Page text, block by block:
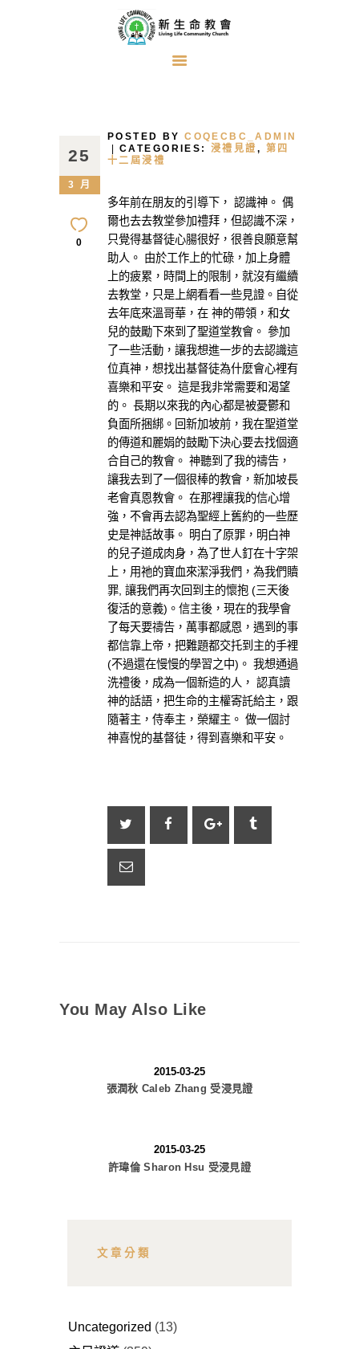
牧者的話
主日證道
浸禮見證
25
3 月
0
POSTED BYCOQECBC_ADMIN
CATEGORIES:浸禮見證, 第四
十二屆浸禮
多年前在朋友的引導下， 認識神。 偶
爾也去去教堂參加禮拜，但認識不深，
只覺得基督徒心腸很好，很善良願意幫
助人。 由於工作上的忙碌，加上身體
上的疲累，時間上的限制，就沒有繼續
去教堂，只是上網看看一些見證。自從
去年底來溫哥華，在 神的帶領，和女
兒的鼓勵下來到了聖道堂教會。 參加
了一些活動，讓我想進一步的去認識這
位真神，想找出基督徒為什麼會心裡有
喜樂和平安。 這是我非常需要和渴望
的。 長期以來我的內心都是被憂鬱和
負面所捆綁。回新加坡前，我在聖道堂
的傳道和麗娟的鼓勵下決心要去找個適
合自己的教會。 神聽到了我的禱告，
讓我去到了一個很棒的教會，新加坡長
老會真恩教會。 在那裡讓我的信心增
強，不會再去認為聖經上舊約的一些歷
史是神話故事。 明白了原罪，明白神
的兒子道成肉身，為了世人釘在十字架
上，用祂的寶血來潔淨我們，為我們贖
罪, 讓我們再次回到主的懷抱 (三天後
復活的意義)。信主後，現在的我學會
了每天要禱告，萬事都感恩，遇到的事
都信靠上帝，把難題都交托到主的手裡
(不過還在慢慢的學習之中)。 我想通過
洗禮後，成為一個新造的人， 認真讀
神的話語，把生命的主權寄託給主，跟
隨著主，侍奉主，榮耀主。 做一個討
神喜悅的基督徒，得到喜樂和平安。
You May Also Like
2015-03-25
張潤秋 Caleb Zhang 受浸見證
2015-03-25
許瑋倫 Sharon Hsu 受浸見證
文章分類
Uncategorized (13)